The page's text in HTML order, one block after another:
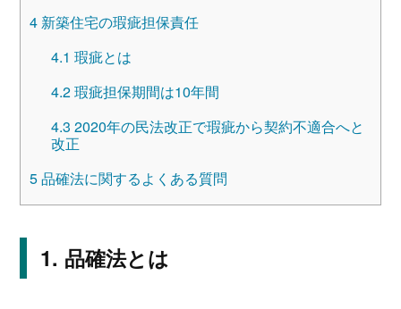
4新築住宅の瑕疵担保責任
4.1 瑕疵とは
4.2瑕疵担保期間は10年間
4.3 2020年の民法改正で瑕疵から契約不適合へと
改正
5品確法に関するよくある質問
品確法とは